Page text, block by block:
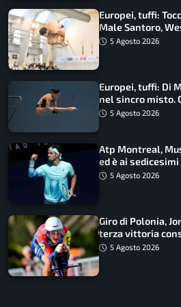
Europei, tuffi:
Male Santoro,
5 Agosto 2026
Europei, tuffi: Di
nel sincro misto.
5 Agosto 2026
Atp Montreal,
ed è ai sedicesimi
5 Agosto 2026
Giro di Polonia,
terza vittoria
rafforzato
5 Agosto 2026